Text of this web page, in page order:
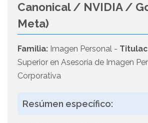
Canonical / NVIDIA /
Meta)
Familia: Imagen Personal -
Superior en Asesoría de Imagen
Corporativa
Resúmen específico: